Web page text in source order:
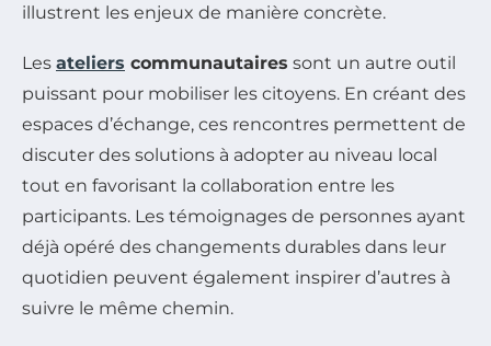
illustrent les enjeux de manière concrète.
Les ateliers communautaires sont un autre outil
puissant pour mobiliser les citoyens. En créant des
espaces d’échange, ces rencontres permettent de
discuter des solutions à adopter au niveau local
tout en favorisant la collaboration entre les
participants. Les témoignages de personnes ayant
déjà opéré des changements durables dans leur
quotidien peuvent également inspirer d’autres à
suivre le même chemin.